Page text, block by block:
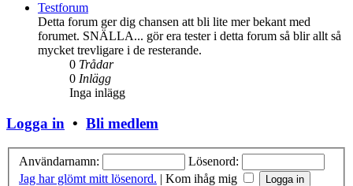
inlägget
Testforum
Detta forum ger dig chansen att bli lite mer bekant med
forumet. SNÄLLA... gör era tester i detta forum så blir allt så
mycket trevligare i de resterande.
0 Trådar
0 Inlägg
Inga inlägg
Logga in • Bli medlem
Användarnamn:
Lösenord:
Jag har glömt mitt lösenord. | Kom ihåg mig